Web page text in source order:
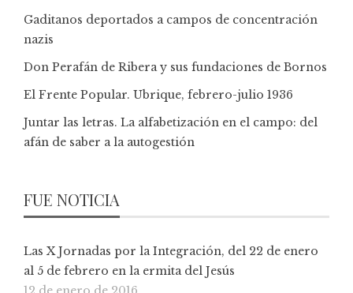
Gaditanos deportados a campos de concentración
nazis
Don Perafán de Ribera y sus fundaciones de Bornos
El Frente Popular. Ubrique, febrero-julio 1936
Juntar las letras. La alfabetización en el campo: del
afán de saber a la autogestión
FUE NOTICIA
Las X Jornadas por la Integración, del 22 de enero
al 5 de febrero en la ermita del Jesús